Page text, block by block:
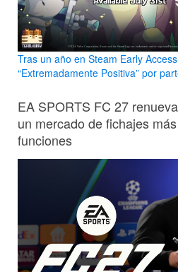
Tras un año en Steam Early
“Extremadamente Positiva” por
EA SPORTS FC 27
un mercado de fichajes
funciones